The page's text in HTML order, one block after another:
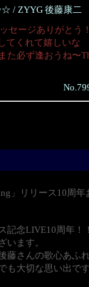
/ ZYYG 後藤康二
セージありがとう！
てくれて嬉しいな
た必ず逢おうね〜
」リリース10周
記念LIVE10周年！！
います。
藤さんの歌心あふ
も大切な思い出です